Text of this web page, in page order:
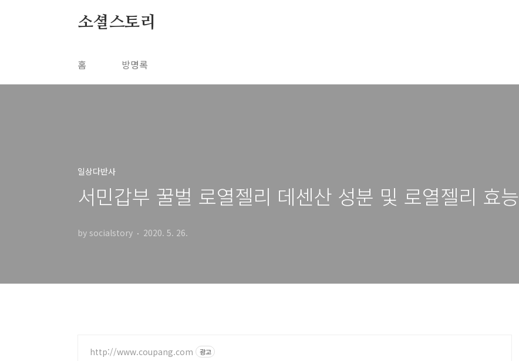
소셜스토리
홈 방명록
일상다반사
서민갑부 꿀벌 로열젤리 데센산 성분 및 로열젤리 효능
by socialstory 2020. 5. 26.
http://www.coupang.com 광고